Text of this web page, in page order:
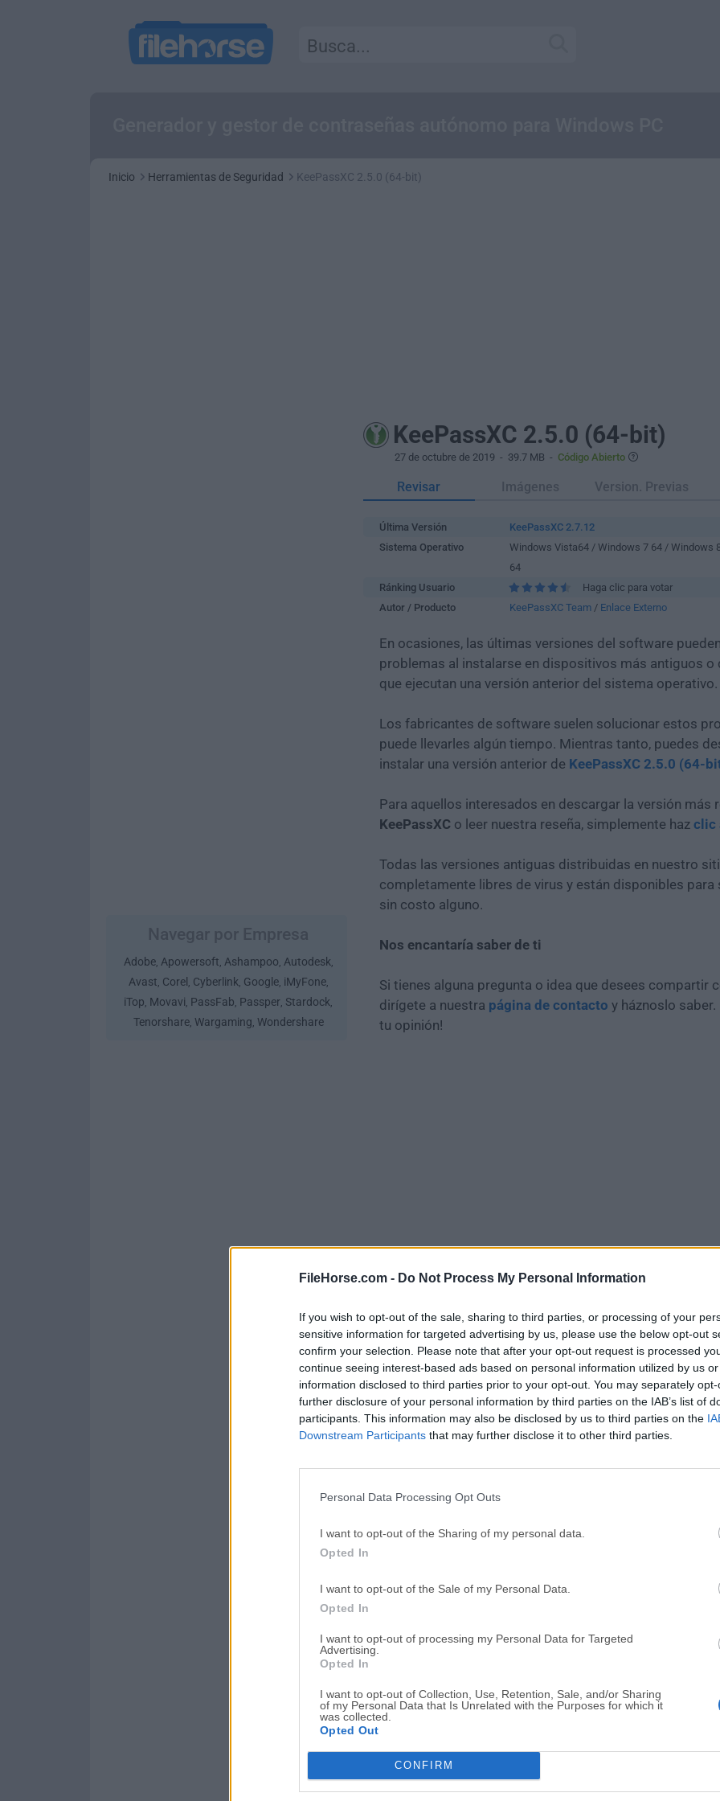
FileHorse.com - Do Not Process My Personal Information
If you wish to opt-out of the sale, sharing to third parties, or processing of your
sensitive information for targeted advertising by us, please use the below opt-out
confirm your selection. Please note that after your opt-out request is processed
continue seeing interest-based ads based on personal information utilized by us
information disclosed to third parties prior to your opt-out. You may separately
further disclosure of your personal information by third parties on the IAB’s list of
participants. This information may also be disclosed by us to third parties on the
Downstream Participants that may further disclose it to other third parties.
Personal Data Processing Opt Outs
I want to opt-out of the Sharing of my personal data.
Opted In
I want to opt-out of the Sale of my Personal Data.
Opted In
I want to opt-out of processing my Personal Data for Targeted
Advertising.
Opted In
I want to opt-out of Collection, Use, Retention, Sale, and/or Sharing
of my Personal Data that Is Unrelated with the Purposes for which it
was collected.
Opted Out
CONFIRM
Inicio Herramientas de Seguridad KeePassXC 2.5.0 (64-bit)
Adobe, Apowersoft, Ashampoo, Autodesk,
Avast, Corel , Cyberlink, Google, iMyFone,
iTop, Movavi, PassFab, Passper, Stardock,
Tenorshare, Wargaming, Wondershare
KeePassXC 2.5.0 (64-bit)
27 de octubre de 2019 - 39.7 MB - Código Abierto
Revisar Imágenes Version. Previas
Última Versión
KeePassXC 2.7.12
Sistema Operativo
Windows Vista64 / Windows 7 64 / Windows
64
Ránking Usuario
Haga clic para votar
Autor / Producto
KeePassXC Team / Enlace Externo
En ocasiones, las últimas versiones del software
problemas al instalarse en dispositivos más antiguos
que ejecutan una versión anterior del sistema operativo.
Los fabricantes de software suelen solucionar estos
puede llevarles algún tiempo. Mientras tanto, puedes
instalar una versión anterior de KeePassXC 2.5.0 (64-
Para aquellos interesados en descargar la versión más
KeePassXC o leer nuestra reseña, simplemente haz clic
Todas las versiones antiguas distribuidas en nuestro
completamente libres de virus y están disponibles para
sin costo alguno.
Nos encantaría saber de ti
Si tienes alguna pregunta o idea que desees compartir
dirígete a nuestra página de contacto y háznoslo saber.
tu opinión!
Descargar KeePassXC 2.5.0 (64-
¿Por qué se publica esta aplicación en Filehorse? (Más
Imágenes
Opera
Adobe Photoshop CC 2026 27.9.1 (64-bit)
GTA 6
GTA 6 for PS5
CapCut
PC Repair
PC Repair Tool 2026
Hero Wars
Hero Wars - Online Action
TradingView - Trusted by 100 Million Traders